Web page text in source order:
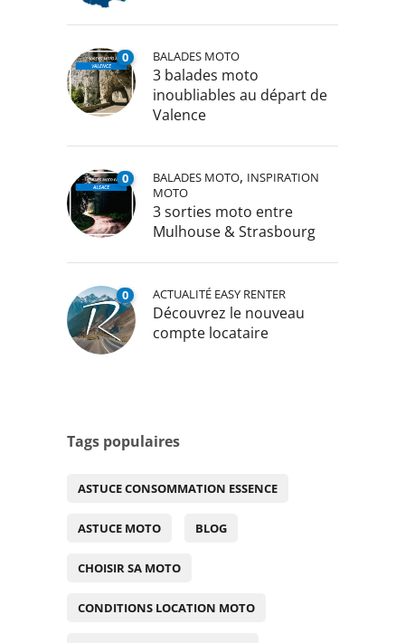
0 BALADES MOTO
3 balades moto
inoubliables au départ de
Valence
0 BALADES MOTO, INSPIRATION
MOTO
3 sorties moto entre
Mulhouse & Strasbourg
0 ACTUALITÉ EASY RENTER
Découvrez le nouveau
compte locataire
Tags populaires
ASTUCE CONSOMMATION ESSENCE
ASTUCE MOTO BLOG
CHOISIR SA MOTO
CONDITIONS LOCATION MOTO